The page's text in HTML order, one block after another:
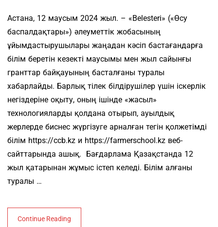
Астана, 12 маусым 2024 жыл. – «Belesteri» («Өсу
баспалдақтары») әлеуметтік жобасының
ұйымдастырушылары жаңадан кәсіп бастағандарға
білім беретін кезекті маусымы мен жыл сайынғы
гранттар байқауының басталғаны туралы
хабарлайды. Барлық тілек білдірушілер үшін іскерлік
негіздеріне оқыту, оның ішінде «жасыл»
технологияларды қолдана отырып, ауылдық
жерлерде биснес жүргізуге арналған тегін қолжетімді
білім https://ccb.kz и https://farmerschool.kz веб-
сайттарында ашық. Бағдарлама Қазақстанда 12
жыл қатарынан жұмыс істеп келеді. Білім алғаны
туралы …
Continue Reading